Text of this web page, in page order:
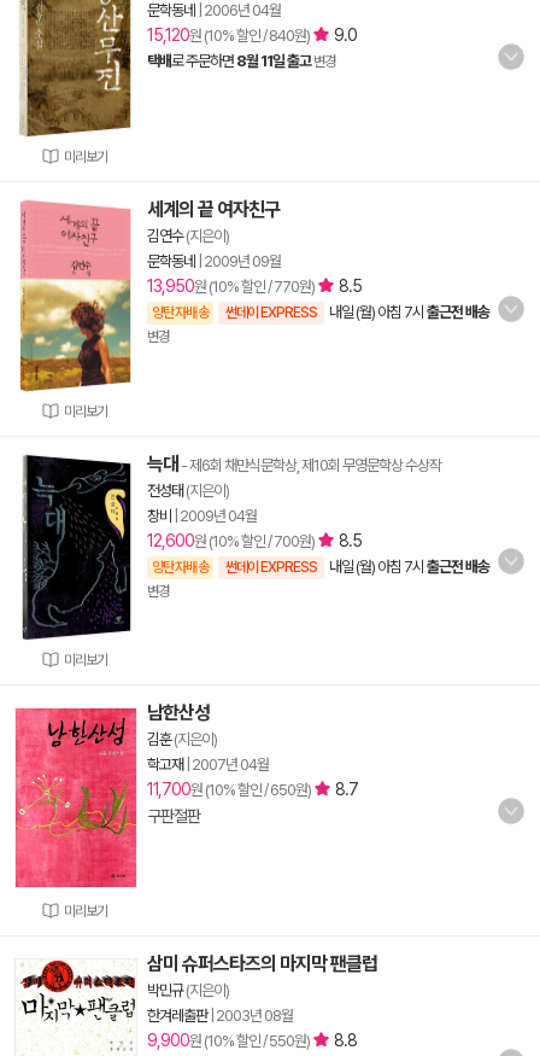
미리보기
문학동네
2006년 04월
15,120원 (10% 할인 / 840원) 9.0
택배로 주문하면 8월 11일 출고 변경
미리보기
세계의 끝 여자친구
김연수(지은이)
문학동네
2009년 09월
13,950원 (10% 할인 / 770원) 8.5
양탄자배송 썬데이 EXPRESS 내일 (월) 아침 7시 출근전 배송
변경
미리보기
늑대 - 제6회 채만식문학상, 제10회 무영문학상 수상작
전성태 (지은이)
창비
2009년 04월
12,600원 (10% 할인 / 700원) 8.5
양탄자배송 썬데이 EXPRESS 내일 (월) 아침 7시 출근전 배송
변경
미리보기
남한산성
김훈(지은이)
학고재 2007년 04월
11,700원 (10% 할인 / 650원)
8.7
구판절판
삼미 슈퍼스타즈의 마지막 팬클럽
박민규(지은이)
한겨레출판| 2003년 08월
9,900원 (10% 할인 / 550원)
8.8